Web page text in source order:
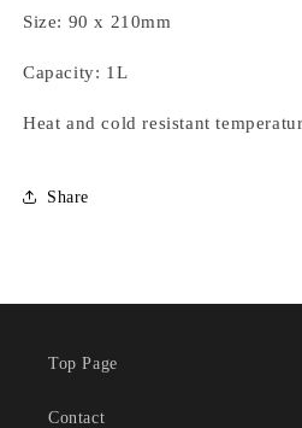
Size: 90 x 210mm
Capacity: 1L
Heat and cold resistant
Share
Top Page
Contact